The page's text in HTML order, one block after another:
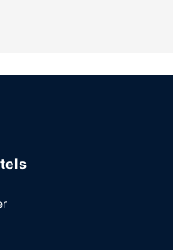
Concierge-Service
und eine